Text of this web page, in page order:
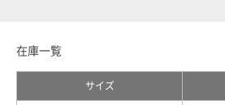
在庫一覧
サイズ